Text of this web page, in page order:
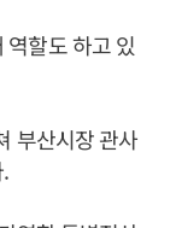
역할도 하고 있
부산시장 관사